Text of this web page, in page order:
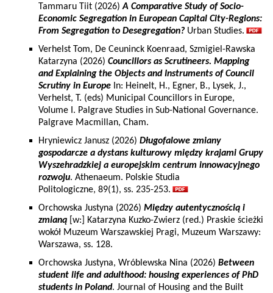
Tammaru Tiit (2026)A Comparative Study of Socio-
Economic Segregation in European Capital City-Regions:
From Segregation to Desegregation? Urban Studies.
Verhelst Tom, De Ceuninck Koenraad, Szmigiel-Rawska
Katarzyna (2026) Councillors as Scrutineers. Mapping
and Explaining the Objects and Instruments of Council
Scrutiny in Europe In: Heinelt, H., Egner, B., Lysek, J.,
Verhelst, T. (eds) Municipal Councillors in Europe,
Volume I. Palgrave Studies in Sub-National Governance.
Palgrave Macmillan, Cham.
Hryniewicz Janusz (2026) Długofalowe zmiany
gospodarcze a dystans kulturowy między krajami Grupy
Wyszehradzkiej a europejskim centrum innowacyjnego
rozwoju. Athenaeum. Polskie Studia
Politologiczne, 89(1), ss. 235-253.
Orchowska Justyna (2026) Między autentycznością i
zmianą [w:] Katarzyna Kuzko-Zwierz (red.) Praskie ścieżki
wokół Muzeum Warszawskiej Pragi, Muzeum Warszawy:
Warszawa, ss. 128.
Orchowska Justyna, Wróblewska Nina (2026) Between
student life and adulthood: housing experiences of PhD
students in Poland. Journal of Housing and the Built